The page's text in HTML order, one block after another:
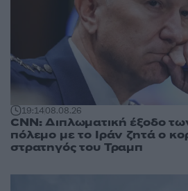
19:1408.08.26
CNN: Διπλωματική έξοδο
πόλεμο με το Ιράν ζητά ο
στρατηγός του Τραμπ